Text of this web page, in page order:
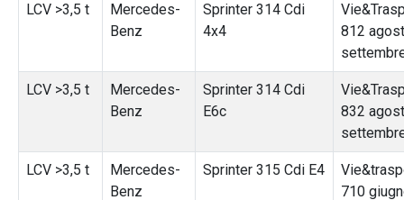
LCV >3,5 t
Mercedes-
Benz
Sprinter 314 Cdi
4x4
812
LCV >3,5 t
Mercedes-
Benz
Sprinter 314 Cdi
E6c
832
LCV >3,5 t
Mercedes-
Benz
Sprinter 315 Cdi E4
710